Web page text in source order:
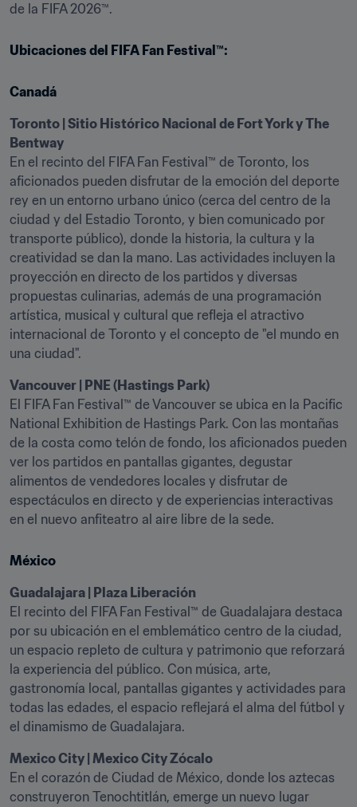
de la FIFA 2026™.
Ubicaciones del FIFA Fan Festival™:
Canadá
Toronto | Sitio Histórico Nacional de Fort York y The
Bentway
En el recinto del FIFA Fan Festival™ de Toronto, los
aficionados pueden disfrutar de la emoción del deporte
rey en un entorno urbano único (cerca del centro de la
ciudad y del Estadio Toronto, y bien comunicado por
transporte público), donde la historia, la cultura y la
creatividad se dan la mano. Las actividades incluyen la
proyección en directo de los partidos y diversas
propuestas culinarias, además de una programación
artística, musical y cultural que refleja el atractivo
internacional de Toronto y el concepto de "el mundo en
una ciudad".
El FIFA Fan Festival™ de Vancouver se ubica en la Pacific
National Exhibition de Hastings Park. Con las montañas
de la costa como telón de fondo, los aficionados pueden
ver los partidos en pantallas gigantes, degustar
alimentos de vendedores locales y disfrutar de
espectáculos en directo y de experiencias interactivas
en el nuevo anfiteatro al aire libre de la sede.
México
El recinto del FIFA Fan Festival™ de Guadalajara destaca
por su ubicación en el emblemático centro de la ciudad,
un espacio repleto de cultura y patrimonio que reforzará
la experiencia del público. Con música, arte,
gastronomía local, pantallas gigantes y actividades para
todas las edades, el espacio reflejará el alma del fútbol y
el dinamismo de Guadalajara.
Mexico City | Mexico City Zócalo
En el corazón de Ciudad de México, donde los aztecas
construyeron Tenochtitlán, emerge un nuevo lugar